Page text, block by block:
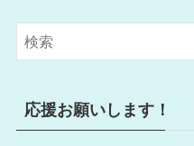
リ
ー
応援お願いします！